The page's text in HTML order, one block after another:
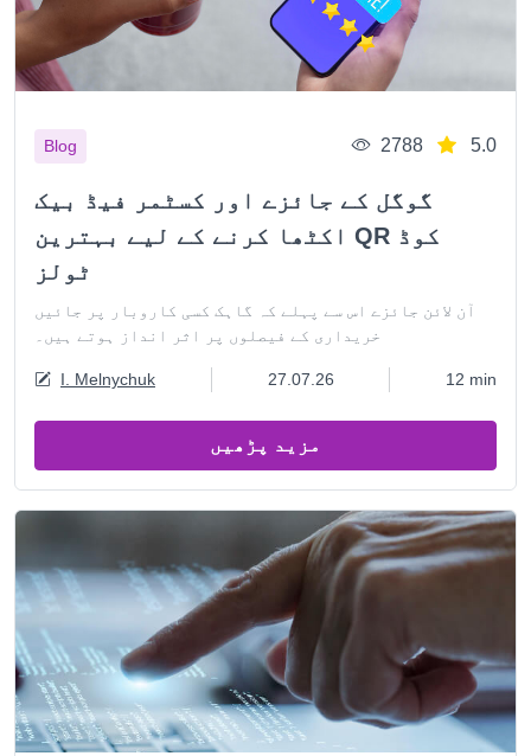
Blog 2788 5.0
گوگل کے جائزے اور کسٹمر فیڈ بیک
اکٹھا کرنے کے لیے بہترین QR کوڈ
ٹولز
آن لائن جائزے اس سے پہلے کہ گاہک کسی کاروبار پر جائیں
خریداری کے فیصلوں پر اثر انداز ہوتے ہیں۔
I. Melnychuk 27.07.26 12 min
مزید پڑھیں